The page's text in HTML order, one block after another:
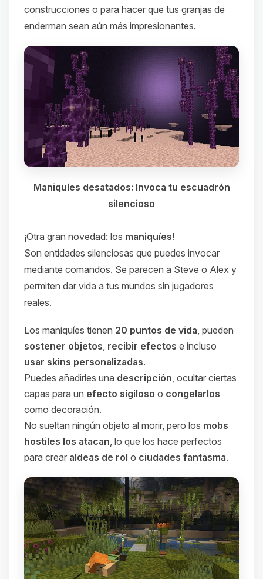
construcciones o para hacer que tus granjas de
enderman sean aún más impresionantes.
Maniquíes desatados: Invoca tu escuadrón
silencioso
¡Otra gran novedad: los maniquíes!
Son entidades silenciosas que puedes invocar
mediante comandos. Se parecen a Steve o Alex y
permiten dar vida a tus mundos sin jugadores
reales.
Los maniquíes tienen 20 puntos de vida , pueden
sostener objetos recibir efectos e incluso
usar skins personalizadas.
Puedes añadirles una descripción , ocultar ciertas
capas para un efecto sigiloso o congelarlos
como decoración.
No sueltan ningún objeto al morir, pero los mobs
hostiles los atacan , lo que los hace perfectos
para crear aldeas de rol o ciudades fantasma.